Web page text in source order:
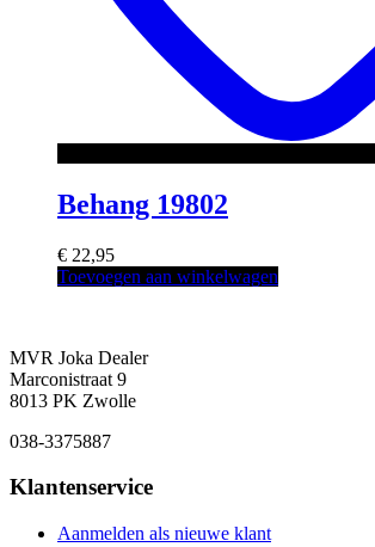
Behang 19802
€ 22,95
Toevoegen aan winkelwagen
MVR Joka Dealer
Marconistraat 9
8013 PK Zwolle
038-3375887
Klantenservice
Aanmelden als nieuwe klant